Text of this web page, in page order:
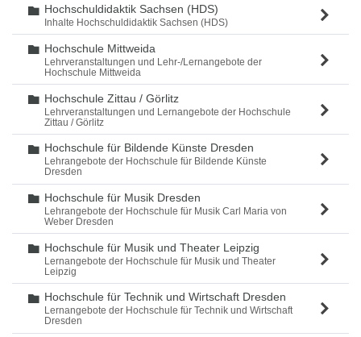
Ordner
Hochschuldidaktik Sachsen (HDS)
Inhalte Hochschuldidaktik Sachsen (HDS)
Ordner
Hochschule Mittweida
Lehrveranstaltungen und Lehr-/Lernangebote der
Hochschule Mittweida
Ordner
Hochschule Zittau / Görlitz
Lehrveranstaltungen und Lernangebote der Hochschule
Zittau / Görlitz
Ordner
Hochschule für Bildende Künste Dresden
Lehrangebote der Hochschule für Bildende Künste
Dresden
Ordner
Hochschule für Musik Dresden
Lehrangebote der Hochschule für Musik Carl Maria von
Weber Dresden
Ordner
Hochschule für Musik und Theater Leipzig
Lernangebote der Hochschule für Musik und Theater
Leipzig
Ordner
Hochschule für Technik und Wirtschaft Dresden
Lernangebote der Hochschule für Technik und Wirtschaft
Dresden